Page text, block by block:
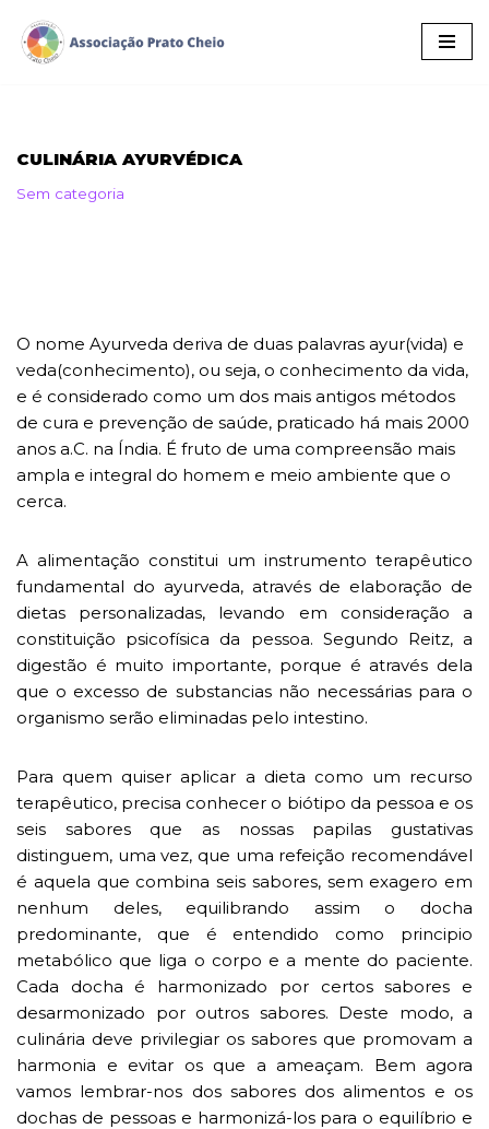
Pular
CULINÁRIA AYURVÉDICA
Sem categoria
O nome Ayurveda deriva de duas palavras ayur(vida) e
veda(conhecimento), ou seja, o conhecimento da vida,
e é considerado como um dos mais antigos métodos
de cura e prevenção de saúde, praticado há mais 2000
anos a.C. na Índia. É fruto de uma compreensão mais
ampla e integral do homem e meio ambiente que o
cerca.
A alimentação constitui um instrumento terapêutico
fundamental do ayurveda, através de elaboração de
dietas personalizadas, levando em consideração a
constituição psicofísica da pessoa. Segundo Reitz, a
digestão é muito importante, porque é através dela
que o excesso de substancias não necessárias para o
organismo serão eliminadas pelo intestino.
Para quem quiser aplicar a dieta como um recurso
terapêutico, precisa conhecer o biótipo da pessoa e os
seis sabores que as nossas papilas gustativas
distinguem, uma vez, que uma refeição recomendável
é aquela que combina seis sabores, sem exagero em
nenhum deles, equilibrando assim o docha
predominante, que é entendido como principio
metabólico que liga o corpo e a mente do paciente.
Cada docha é harmonizado por certos sabores e
desarmonizado por outros sabores. Deste modo, a
culinária deve privilegiar os sabores que promovam a
harmonia e evitar os que a ameaçam. Bem agora
vamos lembrar-nos dos sabores dos alimentos e os
dochas de pessoas e harmonizá-los para o equilíbrio e